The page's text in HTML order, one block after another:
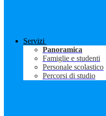
Servizi
Panoramica
Famiglie e studenti
Personale scolastico
Percorsi di studio